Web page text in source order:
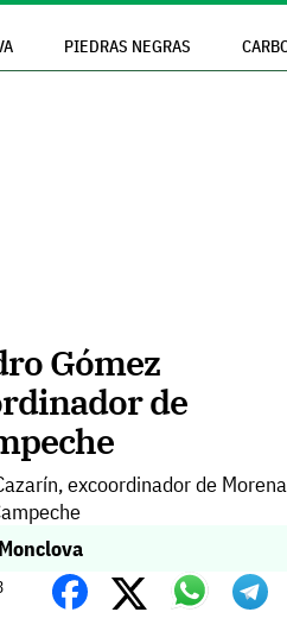
PIEDRAS NEGRAS
Gómez
de